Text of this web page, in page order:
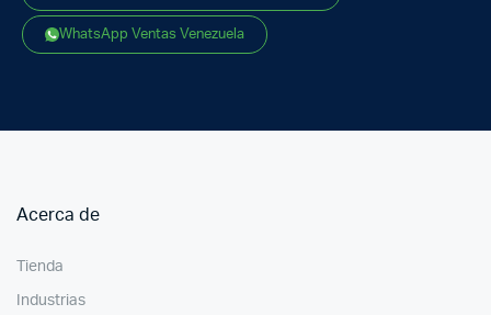
WhatsApp Ventas Venezuela
Acerca de
Tienda
Industrias